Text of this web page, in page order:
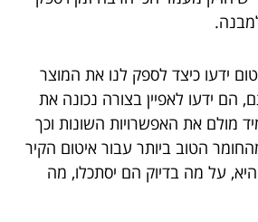
ידעו כיצד לספק לנו את המוצר
הם ידעו לאפיין בצורה נכונה את
מולם את האפשרויות השונות וכך
הטוב ביותר עבור איטום הקיר
על מה בדיוק הם יסתכלו, מה